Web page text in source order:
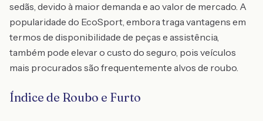
sedãs, devido à maior demanda e ao valor de mercado. A
popularidade do EcoSport, embora traga vantagens em
termos de disponibilidade de peças e assistência,
também pode elevar o custo do seguro, pois veículos
mais procurados são frequentemente alvos de roubo.
Índice de Roubo e Furto